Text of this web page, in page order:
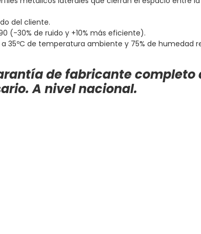
del cliente.
(-30% de ruido y +10% más eficiente).
35ºC de temperatura ambiente y 75% de humedad
de fabricante
A nivel nacional.